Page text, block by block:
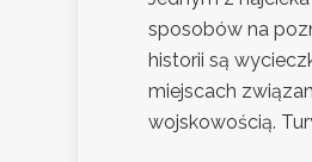
sposobów na
historii są
miejscach
wojskowością.